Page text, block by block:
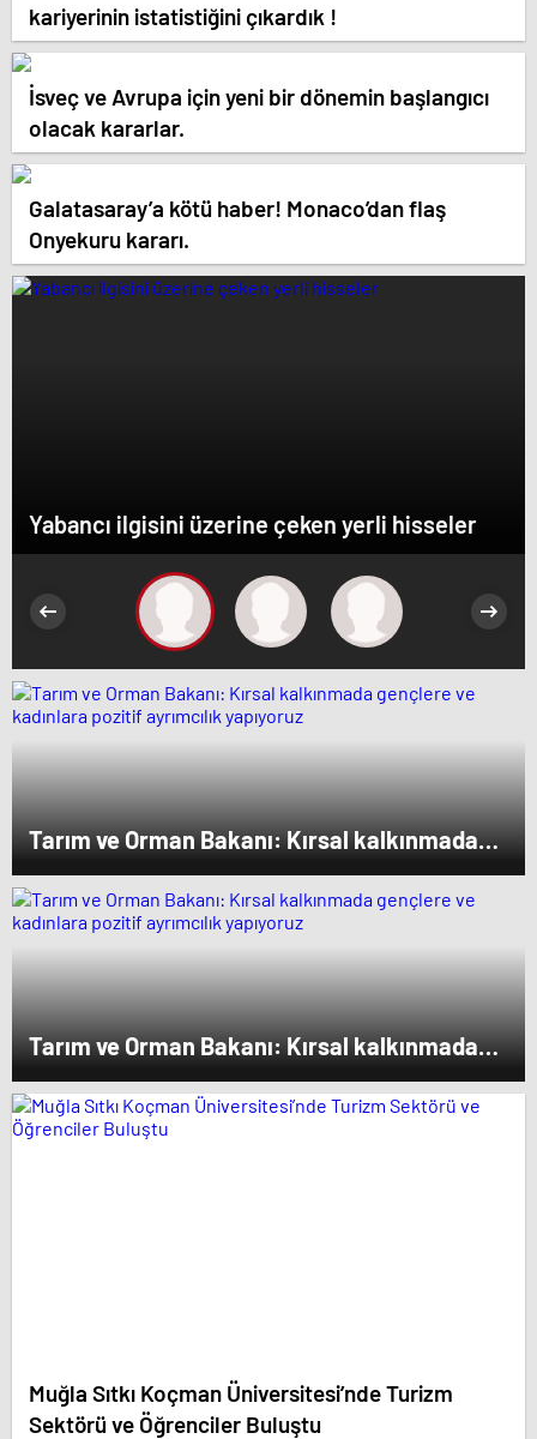
kariyerinin istatistiğini çıkardık !
İsveç ve Avrupa için yeni bir dönemin başlangıcı
olacak kararlar.
Galatasaray’a kötü haber! Monaco’dan flaş
Onyekuru kararı.
Yabancı ilgisini üzerine çeken yerli hisseler
Tarım ve Orman Bakanı: Kırsal kalkınmada
gençlere ve kadınlara pozitif ayrımcılık
yapıyoruz
Tarım ve Orman Bakanı: Kırsal kalkınmada
gençlere ve kadınlara pozitif ayrımcılık
yapıyoruz
Muğla Sıtkı Koçman Üniversitesi’nde Turizm
Sektörü ve Öğrenciler Buluştu